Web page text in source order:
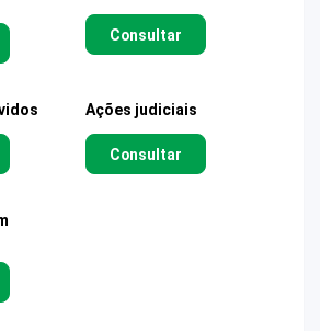
Consultar
Ações judiciais
Consultar